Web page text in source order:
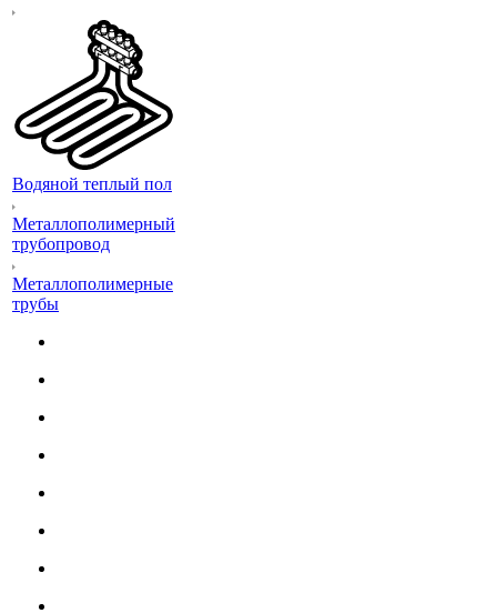
Водяной теплый пол
Металлополимерный
трубопровод
Металлополимерные
трубы